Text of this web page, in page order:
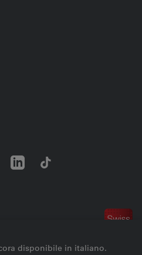
© 2026 BLS AG
disponibile in italiano.